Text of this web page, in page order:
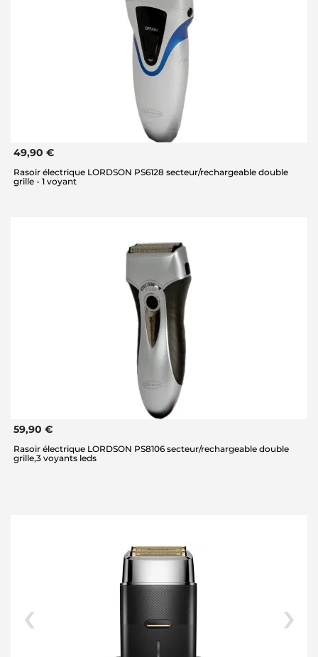
49,90 €
Rasoir électrique LORDSON PS6128 secteur/rechargeable double
grille - 1 voyant
59,90 €
Rasoir électrique LORDSON PS8106 secteur/rechargeable double
grille,3 voyants leds